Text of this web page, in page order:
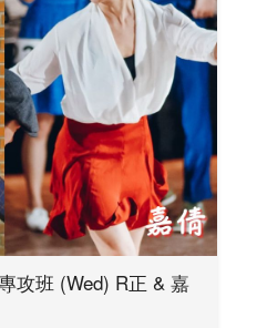
攻班 (Wed) R正 & 嘉